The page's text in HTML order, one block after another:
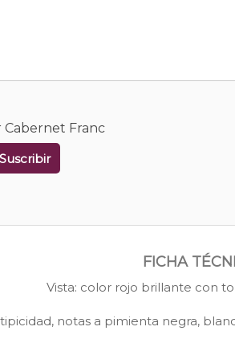
Cabernet Franc
Suscribir
FICHA
Vista: color rojo brillante con
notas a pimienta negra,